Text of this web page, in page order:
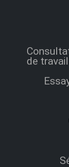
de travail